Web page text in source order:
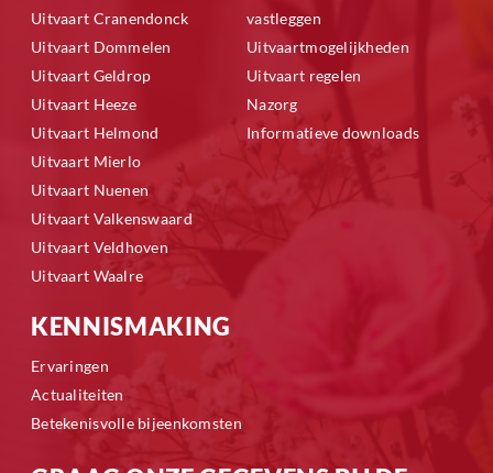
Uitvaart Cranendonck
Uitvaart Dommelen
Uitvaart Geldrop
Uitvaart Heeze
Uitvaart Helmond
Uitvaart Mierlo
Uitvaart Nuenen
Uitvaart Valkenswaard
Uitvaart Veldhoven
Uitvaart Waalre
vastleggen
Uitvaartmogelijkheden
Uitvaart regelen
Nazorg
Informatieve downloads
KENNISMAKING
Ervaringen
Actualiteiten
Betekenisvolle bijeenkomsten